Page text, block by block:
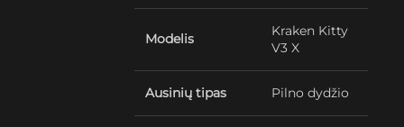
Modelis
Kraken Kitty
V3 X
Ausinių tipas Pilno dydžio